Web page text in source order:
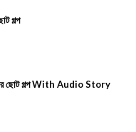
গল্প
এর ছোট গল্প With Audio Story